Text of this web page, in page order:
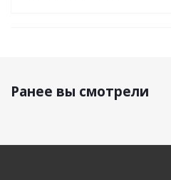
Ранее вы смотрели